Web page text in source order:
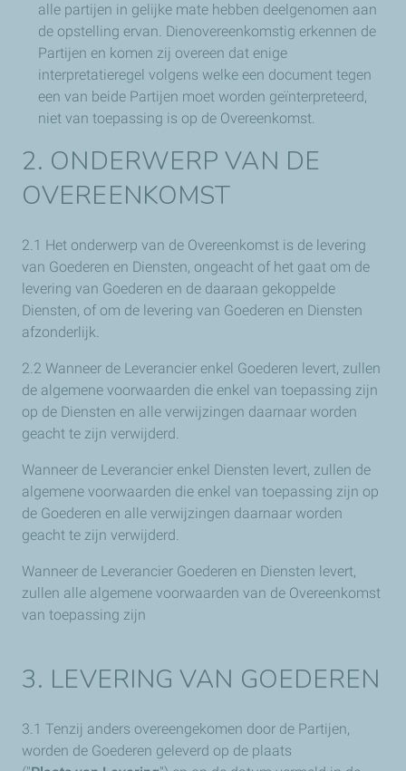
alle partijen in gelijke mate hebben deelgenomen aan
de opstelling ervan. Dienovereenkomstig erkennen de
Partijen en komen zij overeen dat enige
interpretatieregel volgens welke een document tegen
een van beide Partijen moet worden geïnterpreteerd,
niet van toepassing is op de Overeenkomst.
2. ONDERWERP VAN DE
OVEREENKOMST
2.1 Het onderwerp van de Overeenkomst is de levering
van Goederen en Diensten, ongeacht of het gaat om de
levering van Goederen en de daaraan gekoppelde
Diensten, of om de levering van Goederen en Diensten
afzonderlijk.
2.2 Wanneer de Leverancier enkel Goederen levert, zullen
de algemene voorwaarden die enkel van toepassing zijn
op de Diensten en alle verwijzingen daarnaar worden
geacht te zijn verwijderd.
Wanneer de Leverancier enkel Diensten levert, zullen de
algemene voorwaarden die enkel van toepassing zijn op
de Goederen en alle verwijzingen daarnaar worden
geacht te zijn verwijderd.
Wanneer de Leverancier Goederen en Diensten levert,
zullen alle algemene voorwaarden van de Overeenkomst
van toepassing zijn
3. LEVERING VAN GOEDEREN
3.1 Tenzij anders overeengekomen door de Partijen,
worden de Goederen geleverd op de plaats